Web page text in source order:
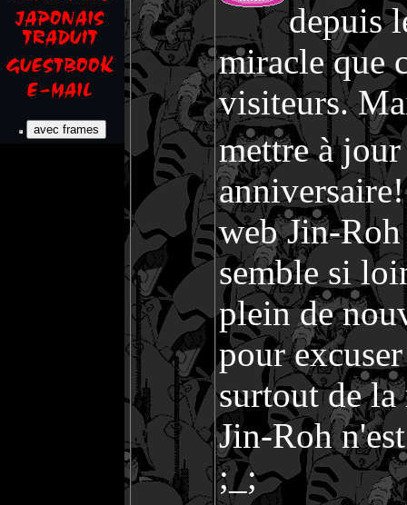
depuis
miracle que
visiteurs.
mettre à
web Jin-Roh
semble si
plein de
pour
surtout de
Jin-Roh
;_;